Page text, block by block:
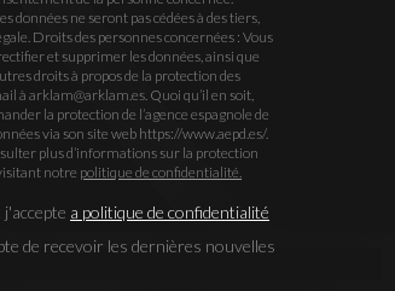
données ne seront pas cédées à des tiers,
Droits des personnes concernées : Vous
et supprimer les données, ainsi que
droits à propos de la protection des
à arklam@arklam.es. Quoi qu’il en soit,
la protection de l’agence espagnole de
via son site web https://www.aepd.es/.
plus d’informations sur la protection
notre politique de confidentialité.
j'accepte a politique de confidentialité
de recevoir les dernières nouvelles